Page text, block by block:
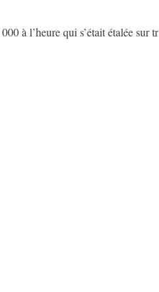
à l’heure qui s’était étalée sur tr